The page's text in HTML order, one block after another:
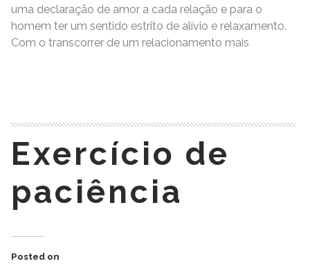
uma declaração de amor a cada relação e para o
homem ter um sentido estrito de alívio e relaxamento.
Com o transcorrer de um relacionamento mais
Exercício de
paciência
Posted on